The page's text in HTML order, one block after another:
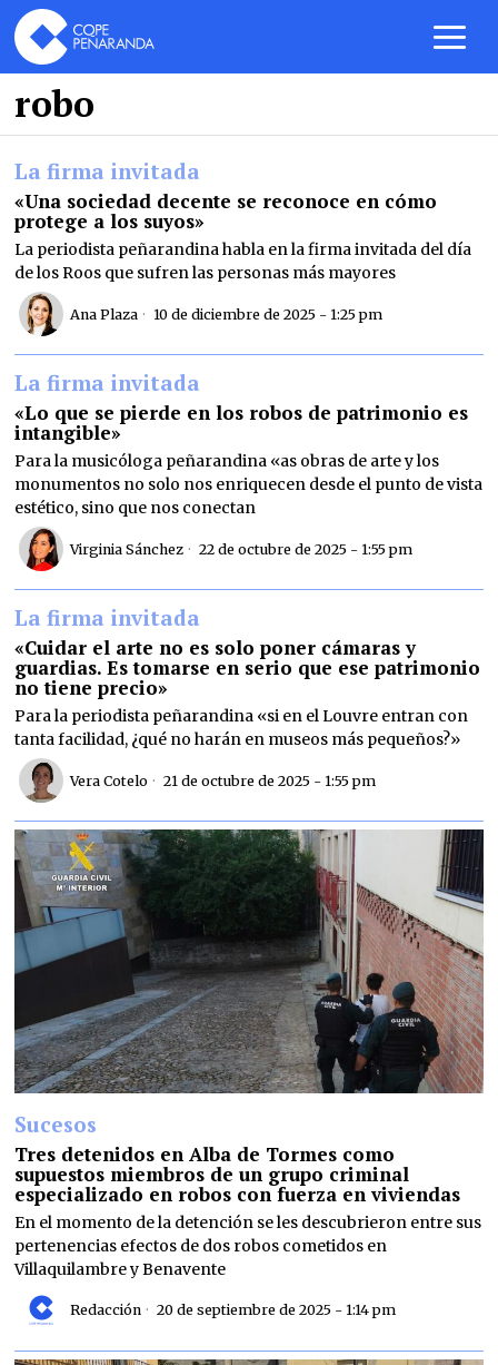
robo
La firma invitada
«Una sociedad decente se reconoce en cómo
protege a los suyos»
La periodista peñarandina habla en la firma invitada del día
de los Roos que sufren las personas más mayores
Ana Plaza 10 de diciembre de 2025 - 1:25 pm
La firma invitada
«Lo que se pierde en los robos de patrimonio es
intangible»
Para la musicóloga peñarandina «as obras de arte y los
monumentos no solo nos enriquecen desde el punto de vista
estético, sino que nos conectan
Virginia Sánchez 22 de octubre de 2025 - 1:55 pm
La firma invitada
«Cuidar el arte no es solo poner cámaras y
guardias. Es tomarse en serio que ese patrimonio
no tiene precio»
Para la periodista peñarandina «si en el Louvre entran con
tanta facilidad, ¿qué no harán en museos más pequeños?»
Vera Cotelo 21 de octubre de 2025 - 1:55 pm
Sucesos
Tres detenidos en Alba de Tormes como
supuestos miembros de un grupo criminal
especializado en robos con fuerza en viviendas
En el momento de la detención se les descubrieron entre sus
pertenencias efectos de dos robos cometidos en
Villaquilambre y Benavente
Redacción 20 de septiembre de 2025 - 1:14 pm